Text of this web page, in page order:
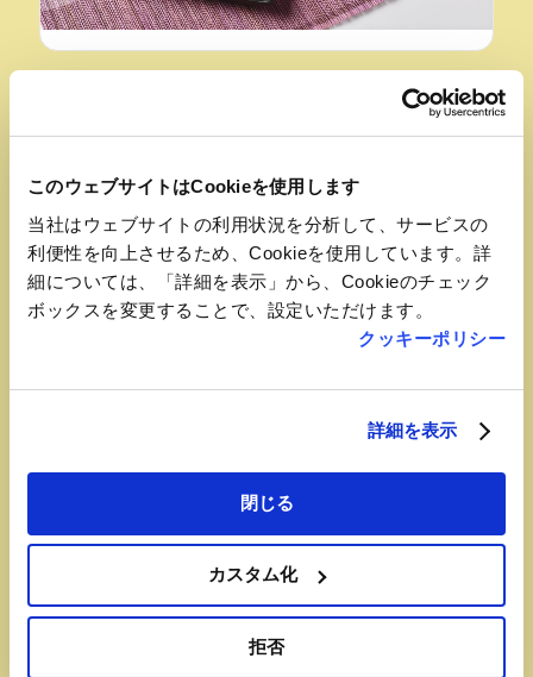
このウェブサイトはCookieを使用します
当社はウェブサイトの利用状況を分析して、サービスの
利便性を向上させるため、Cookieを使用しています。詳
細については、「詳細を表示」から、Cookieのチェック
ボックスを変更することで、設定いただけます。
クッキーポリシー
詳細を表示
閉じる
カスタム化
拒否
【おみやげ処ふくしま（福島ピボット）】
チーズと味噌の融合が奥深い風味。
日本酒やワインのおつまみに！サラダのトッピングに
もおすすめ！